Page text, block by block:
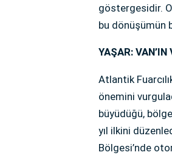
göstergesidir.
bu dönüşümün
YAŞAR:
Atlantik
önemini
büyüdüğü,
yıl ilkini
Bölgesi’nde